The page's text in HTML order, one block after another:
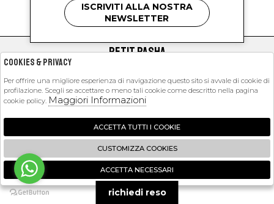
kids
PETIT PASHA
EXTRA
2026 Petit Pasha - P.iva : 09423341214 Powered by
Zucchetti
🍪
ISCRIVITI ALLA NOSTRA
NEWSLETTER
richiedi reso
Cookies & Privacy
Per offrire una migliore esperienza di navigazione questo sito si avvale di cookie di
profilazione. Scegli se accettare o meno tali cookie come descritto nella pagina
cookie policy. Maggiori Informazioni
ACCETTA TUTTI I COOKIE
CUSTOMIZZA COOKIES
ACCETTA NECESSARI